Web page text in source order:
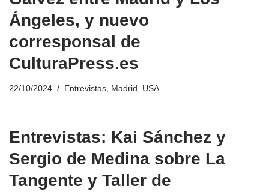
Ángeles, y nuevo
corresponsal de
CulturaPress.es
22/10/2024 Entrevistas Madrid USA
Entrevistas: Kai Sánchez y
Sergio de Medina sobre La
Tangente y Taller de